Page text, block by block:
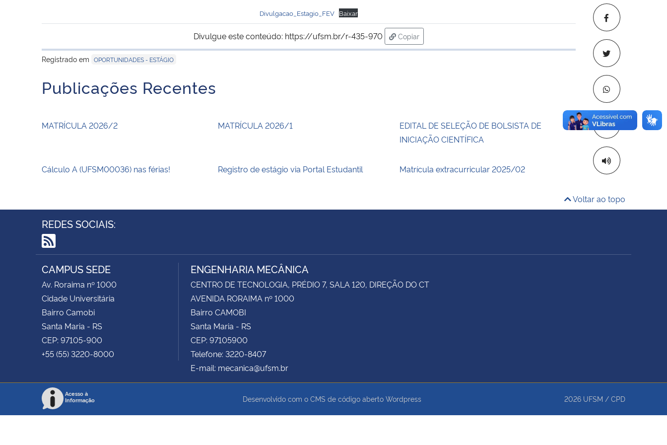
Copiar para
Divulgacao_Estagio_FEV Baixar
Divulgue este conteúdo: https://ufsm.br/r-435-970
Copiar
para área de transferência
Registrado em OPORTUNIDADES - ESTÁGIO
Publicações Recentes
MATRÍCULA 2026/2 MATRÍCULA 2026/1
EDITAL DE SELEÇÃO DE BOLSISTA DE
INICIAÇÃO CIENTÍFICA
Cálculo A (UFSM00036) nas férias! Registro de estágio via Portal Estudantil Matrícula extracurricular 2025/02
Voltar ao topo
REDES SOCIAIS:
RSS
CAMPUS SEDE
Av. Roraima nº 1000
Cidade Universitária
Bairro Camobi
Santa Maria - RS
CEP: 97105-900
+55 (55) 3220-8000
ENGENHARIA MECÂNICA
CENTRO DE TECNOLOGIA, PRÉDIO 7, SALA 120, DIREÇÃO DO CT
AVENIDA RORAIMA nº 1000
Bairro CAMOBI
Santa Maria - RS
CEP: 97105900
Telefone: 3220-8407
E-mail: mecanica@ufsm.br
Acesso à
Informação
Desenvolvido com o CMS de código aberto Wordpress 2026 UFSM / CPD